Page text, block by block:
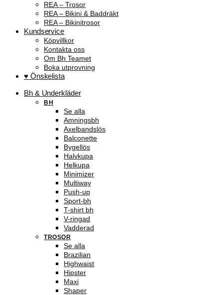
REA – Trosor
REA – Bikini & Baddräkt
REA – Bikinitrosor
Kundservice
Köpvillkor
Kontakta oss
Om Bh Teamet
Boka utprovning
♥ Önskelista
Bh & Underkläder
BH
Se alla
Amningsbh
Axelbandslös
Balconette
Bygellös
Halvkupa
Helkupa
Minimizer
Multiway
Push-up
Sport-bh
T-shirt bh
V-ringad
Vadderad
TROSOR
Se alla
Brazilian
Highwaist
Hipster
Maxi
Shaper